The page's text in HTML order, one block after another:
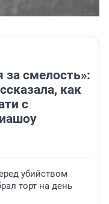
смелость»:
как
с
убийством
торт на день